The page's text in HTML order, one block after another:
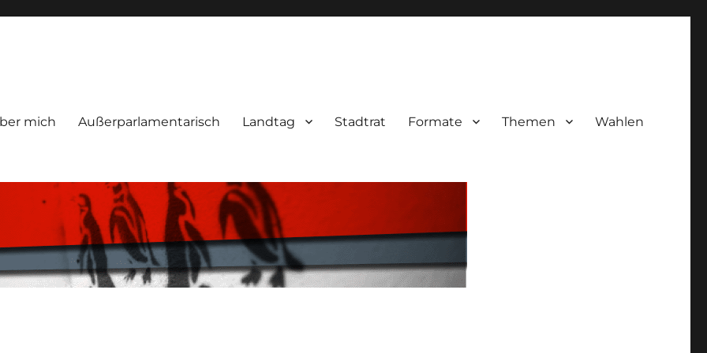
mich Außerparlamentarisch Landtag Stadtrat Formate Themen Wahlen